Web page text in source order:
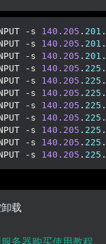
-s 140.205 . 201 .
-s 140.205 . 201 .
-s 140.205 . 201 .
-s 140.205 . 225 .
-s 140.205 . 225 .
-s 140.205 . 225 .
-s 140.205 . 225 .
-s 140.205 . 225 .
-s 140.205 . 225 .
-s 140.205 . 225 .
-s 140.205 . 225 .
载
务器购买使用教程